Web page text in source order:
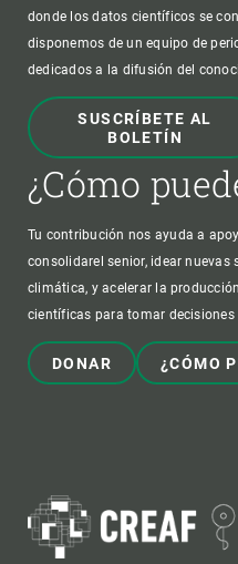
donde los datos científicos se
disponemos de un equipo de
dedicados a la difusión del
SUSCRÍBETE AL
BOLETÍN
¿Cómo
Tu contribución nos ayuda a
consolidarel senior, idear nuevas
climática, y acelerar la
científicas para tomar
DONAR ¿CÓMO